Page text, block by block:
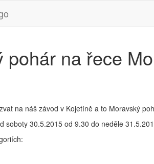
pohár na řece
na náš závod v Kojetíně a to Moravský
soboty 30.5.2015 od 9.30 do neděle